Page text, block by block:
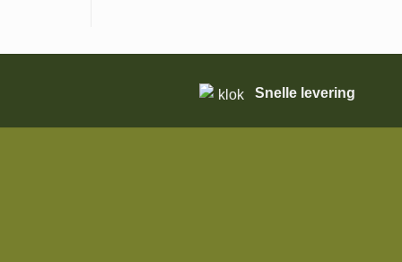
Snelle levering